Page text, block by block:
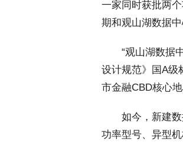
一家同时获批两
期和观山湖数据
“观山湖数据中
设计规范》国A级
市金融CBD核心
如今，新建数
功率型号、异型